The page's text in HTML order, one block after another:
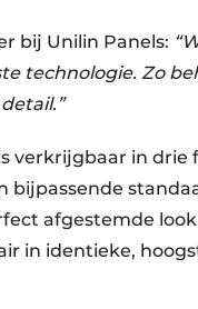
bij Unilin Panels:
technologie. Zo
verkrijgbaar in
bijpassende
afgestemde
in identieke,